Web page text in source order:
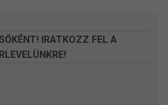
ki
IRATKOZZ FEL A